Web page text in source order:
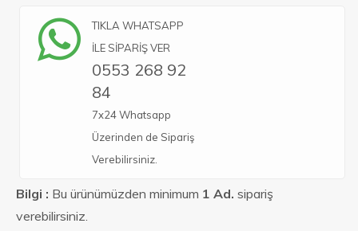
TIKLA WHATSAPP
İLE SİPARİŞ VER
0553 268 92
84
7x24 Whatsapp
Üzerinden de Sipariş
Verebilirsiniz.
Bilgi : Bu ürünümüzden minimum 1 Ad. sipariş
verebilirsiniz.